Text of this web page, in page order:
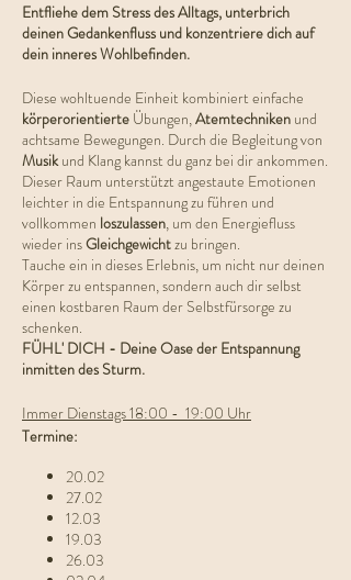
Entfliehe dem Stress des Alltags, unterbrich
deinen Gedankenfluss und konzentriere dich auf
dein inneres Wohlbefinden.
Diese wohltuende Einheit kombiniert einfache
körperorientierte Übungen,Atemtechniken und
achtsame Bewegungen. Durch die Begleitung von
Musikund Klang kannst du ganz bei dir ankommen.
Dieser Raum unterstützt angestaute Emotionen
leichter in die Entspannung zu führen und
vollkommen loszulassen, um den Energiefluss
wieder insGleichgewichtzu bringen.
Tauche ein in dieses Erlebnis, um nicht nur deinen
Körper zu entspannen, sondern auch dir selbst
einen kostbaren Raum der Selbstfürsorge zu
schenken.
FÜHL' DICH - Deine Oase der Entspannung
inmitten des Sturm.
Immer Dienstags 18:00 - 19:00 Uhr
Termine:
20.02
27.02
12.03
19.03
26.03